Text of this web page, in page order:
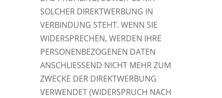
SOLCHER DIREKTWERBUNG IN
VERBINDUNG STEHT. WENN SIE
WIDERSPRECHEN, WERDEN IHRE
PERSONENBEZOGENEN DATEN
ANSCHLIESSEND NICHT MEHR ZUM
ZWECKE DER DIREKTWERBUNG
VERWENDET (WIDERSPRUCH NACH